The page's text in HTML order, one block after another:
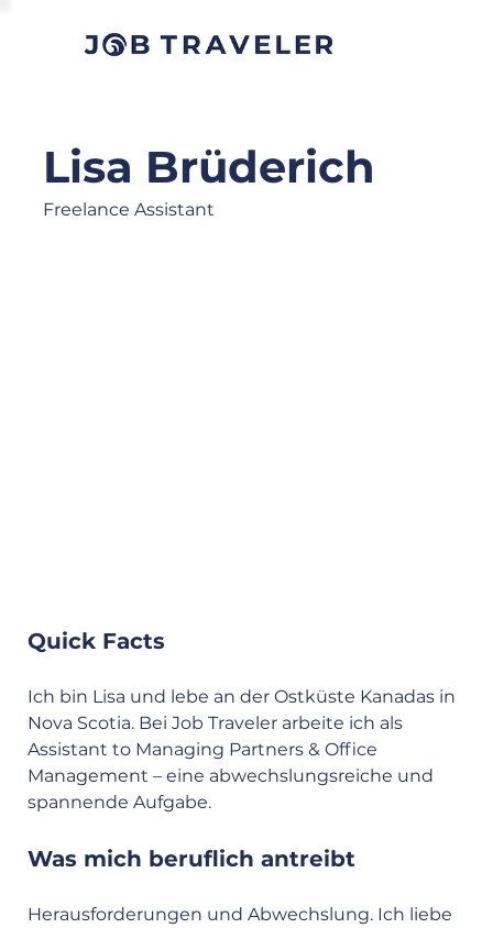
Lisa Brüderich
Freelance Assistant
Quick Facts
Ich bin Lisa und lebe an der Ostküste Kanadas in
Nova Scotia. Bei Job Traveler arbeite ich als
Assistant to Managing Partners & Office
Management – eine abwechslungsreiche und
spannende Aufgabe.
Was mich beruflich antreibt
Herausforderungen und Abwechslung. Ich liebe